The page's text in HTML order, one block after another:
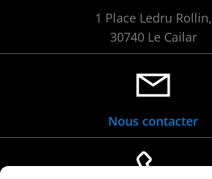
1 Place Ledru Rollin,
30740 Le Cailar
Nous contacter